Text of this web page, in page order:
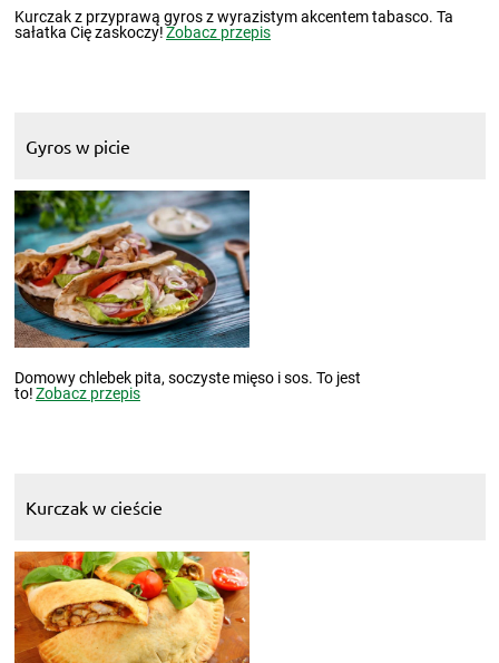
Kurczak z przyprawą gyros z wyrazistym akcentem tabasco. Ta
sałatka Cię zaskoczy!Zobacz przepis
Gyros w picie
Domowy chlebek pita, soczyste mięso i sos. To jest
to!Zobacz przepis
Kurczak w cieście